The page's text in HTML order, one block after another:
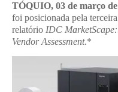
TÓQUIO, 03 de março
foi posicionada pela
relatório IDC
Vendor Assessment.*